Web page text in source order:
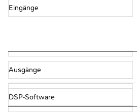
Eingänge
Ausgänge
DSP-Software